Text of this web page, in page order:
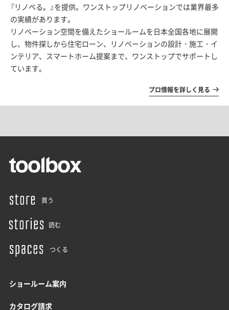
『リノベる。』を提供。ワンストップリノベーションでは業界最多
の実績があります。
リノベーション空間を備えたショールームを日本全国各地に展開
し、物件探しから住宅ローン、リノベーションの設計・施工・イ
ンテリア、スマートホーム提案まで、ワンストップでサポートし
ています。
プロ情報を詳しく見る
買う
読む
つくる
ショールーム案内
カタログ請求